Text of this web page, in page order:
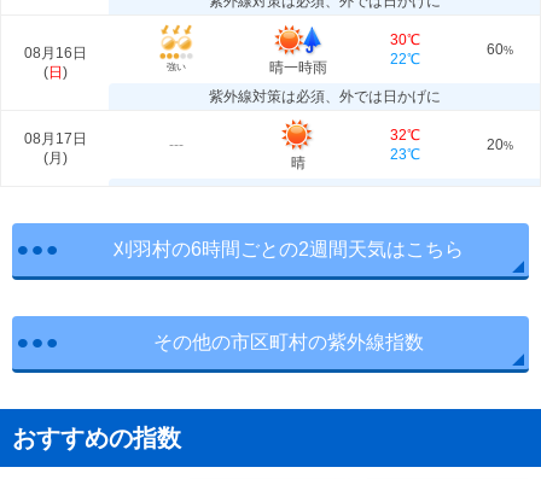
08月16日
(日 ) 強い 晴一時雨
30℃
22℃
60%
紫外線対策は必須、外では日かげに
08月17日
(月 )
---
晴
32℃
23℃
20%
刈羽村の6時間ごとの2週間天気はこちら
その他の市区町村の紫外線指数
おすすめの指数